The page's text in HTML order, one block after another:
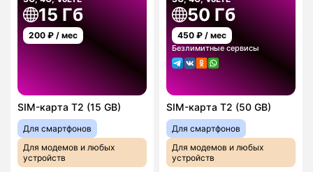
15 Гб
200 ₽ / мес
SIM-карта T2 (15 GB)
Для смартфонов
Для модемов и любых
устройств
50 Гб
450 ₽ / мес
Безлимитные сервисы
SIM-карта T2 (50 GB)
Для смартфонов
Для модемов и любых
устройств